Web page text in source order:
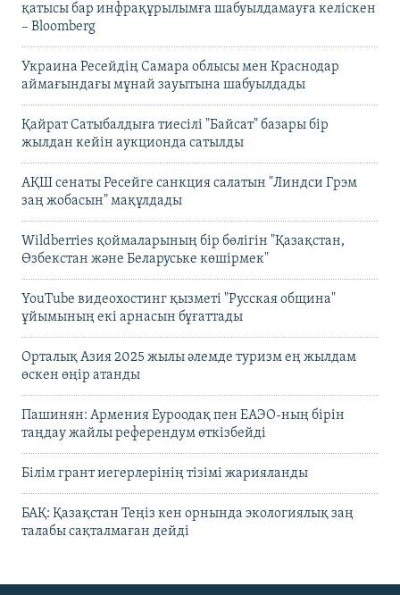
қатысы бар инфрақұрылымға шабуылдамауға келіскен
– Bloomberg
Украина Ресейдің Самара облысы мен Краснодар
аймағындағы мұнай зауытына шабуылдады
Қайрат Сатыбалдыға тиесілі "Байсат" базары бір
жылдан кейін аукционда сатылды
АҚШ сенаты Ресейге санкция салатын "Линдси Грэм
заң жобасын" мақұлдады
Wildberries қоймаларының бір бөлігін "Қазақстан,
Өзбекстан және Беларуське көшірмек"
YouTube видеохостинг қызметі "Русская община"
ұйымының екі арнасын бұғаттады
Орталық Азия 2025 жылы әлемде туризм ең жылдам
өскен өңір атанды
Пашинян: Армения Еуроодақ пен ЕАЭО-ның бірін
таңдау жайлы референдум өткізбейді
Білім грант иегерлерінің тізімі жарияланды
БАҚ: Қазақстан Теңіз кен орнында экологиялық заң
талабы сақталмаған дейді